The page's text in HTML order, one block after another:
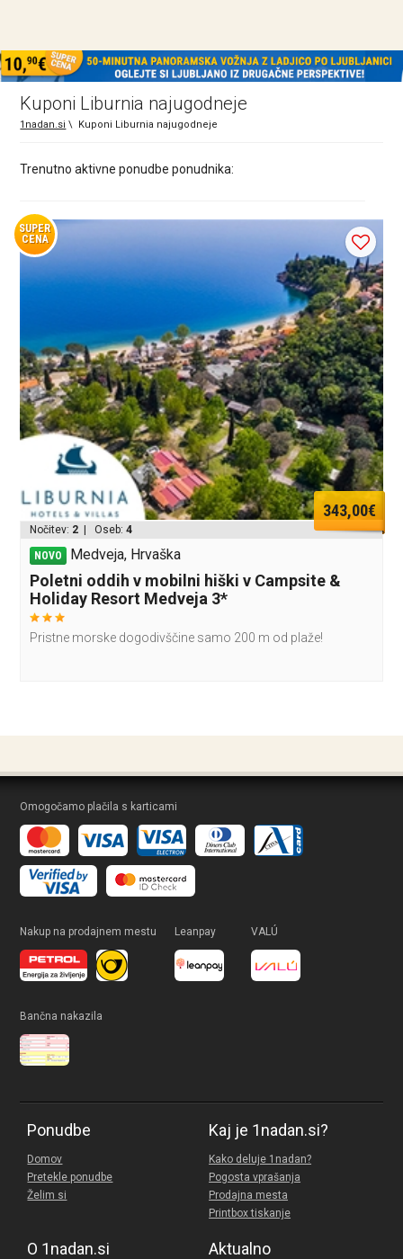
Kuponi Liburnia najugodneje
1nadan.si \ Kuponi Liburnia najugodneje
Trenutno aktivne ponudbe ponudnika:
SUPER
CENA
343,00€
Nočitev: 2 | Oseb:4
NOVO Medveja, Hrvaška
Poletni oddih v mobilni hiški v Campsite &
Holiday Resort Medveja 3*
Pristne morske dogodivščine samo 200 m od plaže!
Omogočamo plačila s karticami
Nakup na prodajnem mestu Leanpay VALÚ
Bančna nakazila
Ponudbe
Domov
Pretekle ponudbe
Želim si
Kaj je 1nadan.si?
Kako deluje 1nadan?
Pogosta vprašanja
Prodajna mesta
Printbox tiskanje
O 1nadan.si Aktualno